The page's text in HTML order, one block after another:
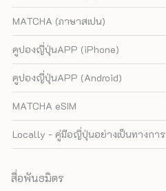
MATCHA (ภาษาสเปน)
คูปองญี่ปุ่นAPP (iPhone)
คูปองญี่ปุ่นAPP (Android)
MATCHA eSIM
Locally - คู่มือญี่ปุ่นอย่างเป็นทางการ
สื่อพันธมิตร